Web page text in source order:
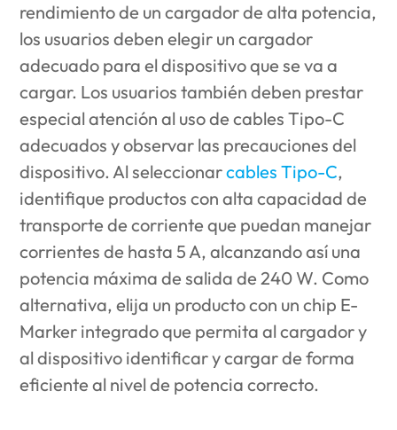
rendimiento de un cargador de alta potencia,
los usuarios deben elegir un cargador
adecuado para el dispositivo que se va a
cargar. Los usuarios también deben prestar
especial atención al uso de cables Tipo-C
adecuados y observar las precauciones del
dispositivo. Al seleccionarcables Tipo-C,
identifique productos con alta capacidad de
transporte de corriente que puedan manejar
corrientes de hasta 5 A, alcanzando así una
potencia máxima de salida de 240 W. Como
alternativa, elija un producto con un chip E-
Marker integrado que permita al cargador y
al dispositivo identificar y cargar de forma
eficiente al nivel de potencia correcto.